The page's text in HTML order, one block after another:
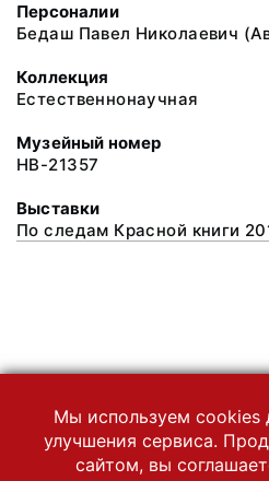
Персоналии
Бедаш Павел Николаевич
Коллекция
Естественнонаучная
Музейный номер
НВ-21357
Выставки
По следам Красной книги
Мы используем cookies
улучшения сервиса.
сайтом, вы